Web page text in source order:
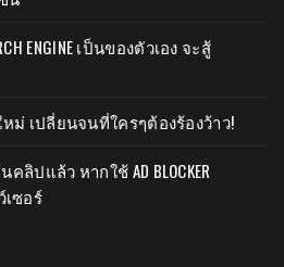
ENGINE เป็นของตัวเอง จะสู้
ใหม่ เปลี่ยนจนที่ใครๆต้องร้องว้าว!
คลิปแล้ว หากใช้ AD BLOCKER
ซอร์